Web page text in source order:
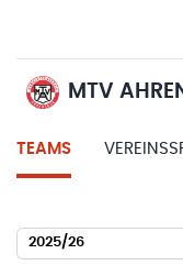
MTV
TEAMS
2025/26